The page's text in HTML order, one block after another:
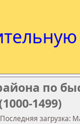
по
1499)
загрузка: